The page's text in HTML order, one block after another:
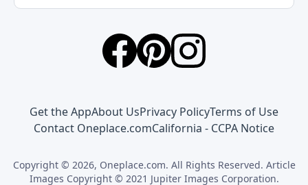
Get the AppAbout UsPrivacy PolicyTerms of Use
Contact Oneplace.comCalifornia - CCPA Notice
Copyright © 2026, Oneplace.com. All Rights Reserved. Article
Images Copyright © 2021 Jupiter Images Corporation.